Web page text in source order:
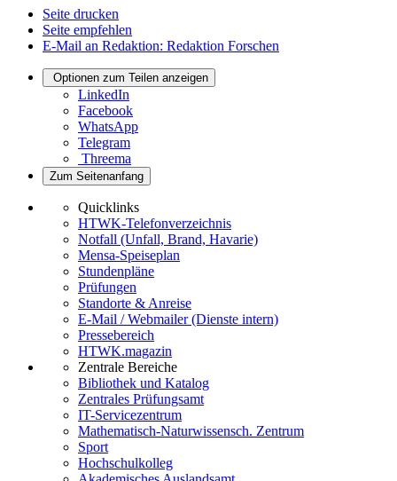
Seite drucken
Seite empfehlen
E-Mail an Redaktion: Redaktion Forschen
Optionen zum Teilen anzeigen
LinkedIn
Facebook
WhatsApp
Telegram
Threema
Zum Seitenanfang
Quicklinks
HTWK-Telefonverzeichnis
Notfall (Unfall, Brand, Havarie)
Mensa-Speiseplan
Stundenpläne
Prüfungen
Standorte & Anreise
E-Mail / Webmailer (Dienste intern)
Pressebereich
HTWK.magazin
Zentrale Bereiche
Bibliothek und Katalog
Zentrales Prüfungsamt
IT-Servicezentrum
Mathematisch-Naturwissensch. Zentrum
Sport
Hochschulkolleg